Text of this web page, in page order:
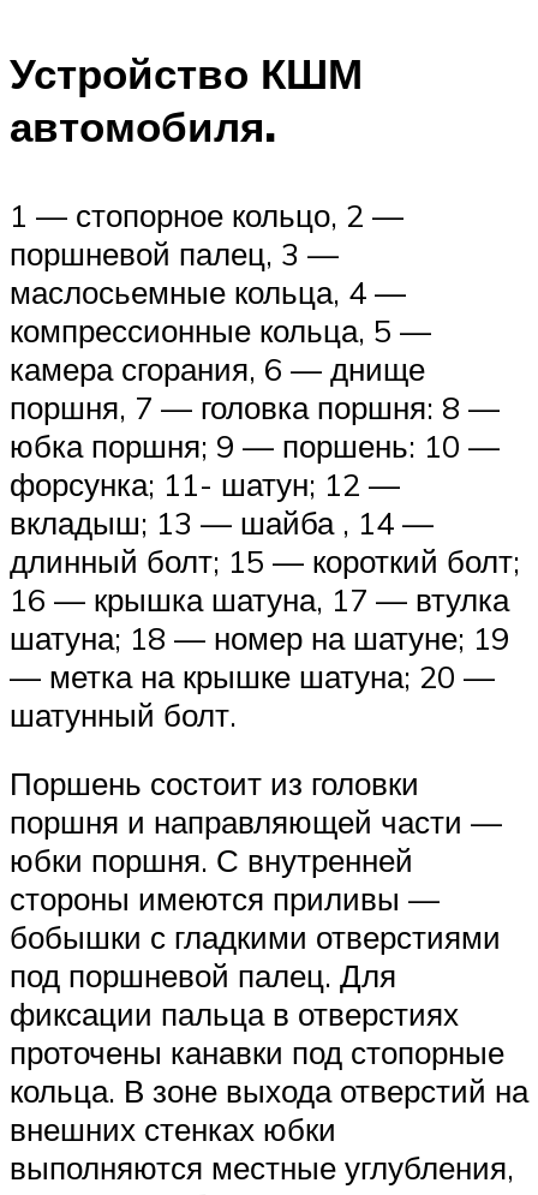
Устройство КШМ
автомобиля.
1 — стопорное кольцо, 2 —
поршневой палец, 3 —
маслосьемные кольца, 4 —
компрессионные кольца, 5 —
камера сгорания, 6 — днище
поршня, 7 — головка поршня: 8 —
юбка поршня; 9 — поршень: 10 —
форсунка; 11- шатун; 12 —
вкладыш; 13 — шайба , 14 —
длинный болт; 15 — короткий болт;
16 — крышка шатуна, 17 — втулка
шатуна; 18 — номер на шатуне; 19
— метка на крышке шатуна; 20 —
шатунный болт.
Поршень состоит из головки
поршня и направляющей части —
юбки поршня. С внутренней
стороны имеются приливы —
бобышки с гладкими отверстиями
под поршневой палец. Для
фиксации пальца в отверстиях
проточены канавки под стопорные
кольца. В зоне выхода отверстий на
внешних стенках юбки
выполняются местные углубления,